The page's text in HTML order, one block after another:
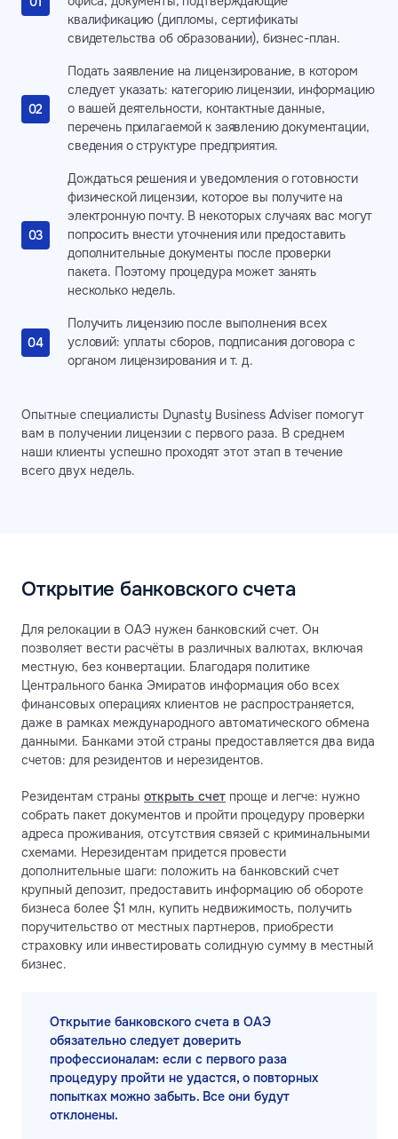
квалификацию (дипломы, сертификаты
свидетельства об образовании), бизнес-план.
Подать заявление на лицензирование, в котором
следует указать: категорию лицензии, информацию
о вашей деятельности, контактные данные,
перечень прилагаемой к заявлению документации,
сведения о структуре предприятия.
Дождаться решения и уведомления о готовности
физической лицензии, которое вы получите на
электронную почту. В некоторых случаях вас могут
попросить внести уточнения или предоставить
дополнительные документы после проверки
пакета. Поэтому процедура может занять
несколько недель.
Получить лицензию после выполнения всех
условий: уплаты сборов, подписания договора с
органом лицензирования и т. д.
Опытные специалисты Dynasty Business Adviser помогут
вам в получении лицензии с первого раза. В среднем
наши клиенты успешно проходят этот этап в течение
всего двух недель.
Открытие банковского счета
Для релокации в ОАЭ нужен банковский счет. Он
позволяет вести расчёты в различных валютах, включая
местную, без конвертации. Благодаря политике
Центрального банка Эмиратов информация обо всех
финансовых операциях клиентов не распространяется,
даже в рамках международного автоматического обмена
данными. Банками этой страны предоставляется два вида
счетов: для резидентов и нерезидентов.
Резидентам страны открыть счет проще и легче: нужно
собрать пакет документов и пройти процедуру проверки
адреса проживания, отсутствия связей с криминальными
схемами. Нерезидентам придется провести
дополнительные шаги: положить на банковский счет
крупный депозит, предоставить информацию об обороте
бизнеса более $1 млн, купить недвижимость, получить
поручительство от местных партнеров, приобрести
страховку или инвестировать солидную сумму в местный
бизнес.
Открытие банковского счета в ОАЭ
обязательно следует доверить
профессионалам: если с первого раза
процедуру пройти не удастся, о повторных
попытках можно забыть. Все они будут
отклонены.